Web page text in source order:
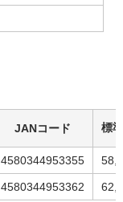
JANコード 標
4580344953355
4580344953362